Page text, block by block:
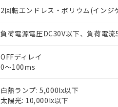
2回転エンドレス・ボリウム(インジ
負荷電源電圧DC30V以下、負荷電
OFFディレイ
0～100ms
白熱ランプ: 5,000lx以下
太陽光: 10,000lx以下
ご利用条件
以下の条件をお読
くものです。
当社制御機
在庫状況お
対応予定なし：
調査・確認中：
仕入先様の事情に
があります。
六価クロム(Cr(Ⅵ))
フタル酸ビス(2-エチル
ル（DBP） 1000ppm以
但し、RoHS指令で産業
※1 中国
*中国RoHS10物質の基
Pb(鉛) :1000ppm、 Hg(
う）を輸出
などの必要な
記
号
説明